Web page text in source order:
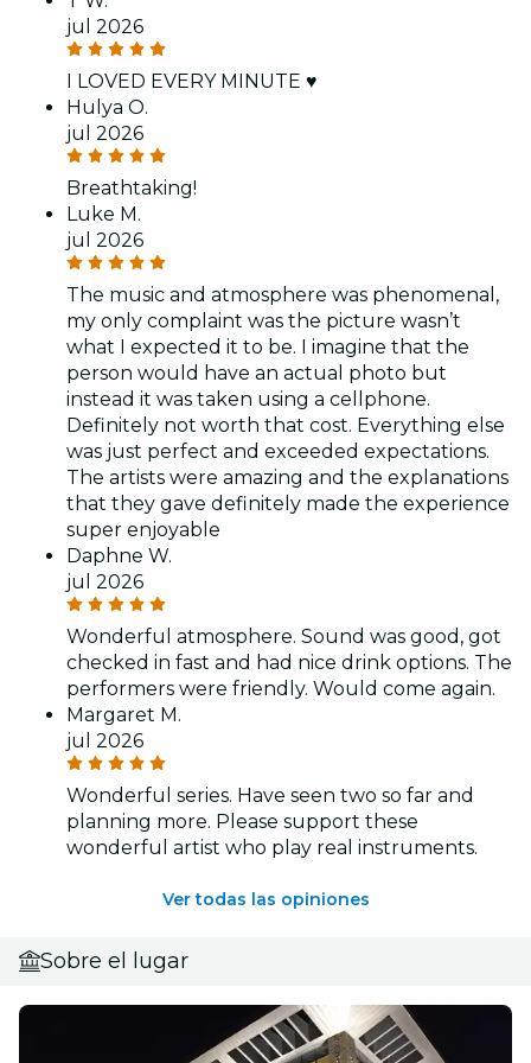
jul 2026
I LOVED EVERY MINUTE ♥️
Hulya O.
jul 2026
Breathtaking!
Luke M.
jul 2026
The music and atmosphere was phenomenal,
my only complaint was the picture wasn’t
what I expected it to be. I imagine that the
person would have an actual photo but
instead it was taken using a cellphone.
Definitely not worth that cost. Everything else
was just perfect and exceeded expectations.
The artists were amazing and the explanations
that they gave definitely made the experience
super enjoyable
Daphne W.
jul 2026
Wonderful atmosphere. Sound was good, got
checked in fast and had nice drink options. The
performers were friendly. Would come again.
Margaret M.
jul 2026
Wonderful series. Have seen two so far and
planning more. Please support these
wonderful artist who play real instruments.
Ver todas las opiniones
Sobre el lugar